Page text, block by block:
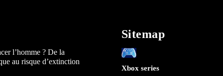
l’homme ? De la
au risque d’extinction
Sitemap
Xbox series